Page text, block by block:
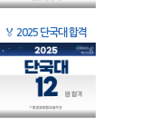
🏅 2025 단국대 합격